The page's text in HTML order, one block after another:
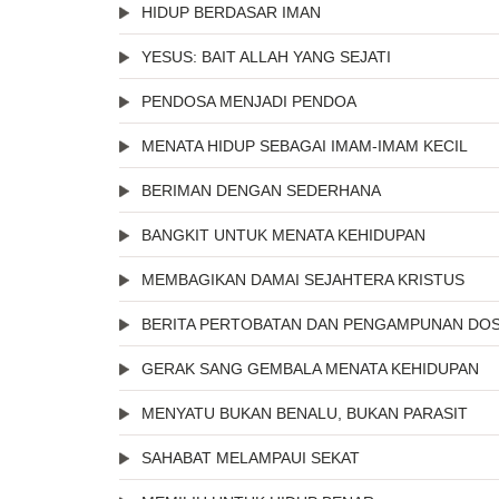
HIDUP BERDASAR IMAN
YESUS: BAIT ALLAH YANG SEJATI
PENDOSA MENJADI PENDOA
MENATA HIDUP SEBAGAI IMAM-IMAM KECIL
BERIMAN DENGAN SEDERHANA
BANGKIT UNTUK MENATA KEHIDUPAN
MEMBAGIKAN DAMAI SEJAHTERA KRISTUS
BERITA PERTOBATAN DAN PENGAMPUNAN
GERAK SANG GEMBALA MENATA KEHIDUPAN
MENYATU BUKAN BENALU, BUKAN PARASIT
SAHABAT MELAMPAUI SEKAT